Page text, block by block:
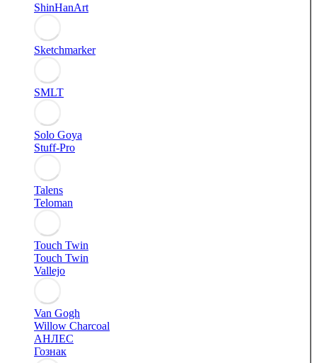
ShinHanArt
Sketchmarker
SMLT
Solo Goya
Stuff-Pro
Talens
Teloman
Touch Twin
Touch Twin
Vallejo
Van Gogh
Willow Charcoal
АНЛЕС
Гознак